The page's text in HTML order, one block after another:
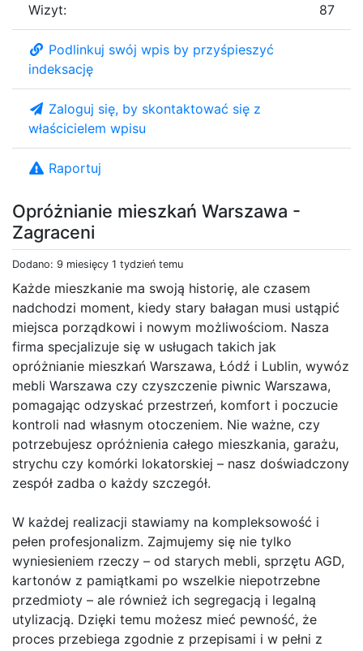
Opróżnianie mieszkań Warszawa -
Zagraceni
Dodano: 9 miesięcy 1 tydzień temu
Każde mieszkanie ma swoją historię, ale czasem
nadchodzi moment, kiedy stary bałagan musi ustąpić
miejsca porządkowi i nowym możliwościom. Nasza
firma specjalizuje się w usługach takich jak
opróżnianie mieszkań Warszawa, Łódź i Lublin, wywóz
mebli Warszawa czy czyszczenie piwnic Warszawa,
pomagając odzyskać przestrzeń, komfort i poczucie
kontroli nad własnym otoczeniem. Nie ważne, czy
potrzebujesz opróżnienia całego mieszkania, garażu,
strychu czy komórki lokatorskiej – nasz doświadczony
zespół zadba o każdy szczegół.
W każdej realizacji stawiamy na kompleksowość i
pełen profesjonalizm. Zajmujemy się nie tylko
wyniesieniem rzeczy – od starych mebli, sprzętu AGD,
kartonów z pamiątkami po wszelkie niepotrzebne
przedmioty – ale również ich segregacją i legalną
utylizacją. Dzięki temu możesz mieć pewność, że
proces przebiega zgodnie z przepisami i w pełni z
Wizyt: 87
Podlinkuj swój wpis by przyśpieszyć
indeksację
Zaloguj się, by skontaktować się z
właścicielem wpisu
Raportuj